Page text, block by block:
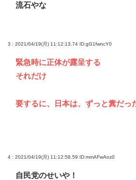
流石やな
3 : 2021/04/19(月) 11:12:13.74 ID:gG1fwncY0
緊急時に正体が露呈する
それだけ
要するに、日本は、ずっと糞だっ
4 : 2021/04/19(月) 11:12:58.59 ID:mmAFwAoz0
自民党のせいや！